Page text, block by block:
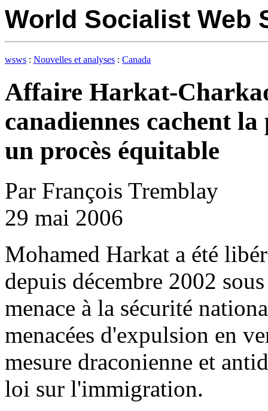
World Socialist Web
wsws : Nouvelles et analyses : Canada
Affaire Harkat-
canadiennes cachent
un procès équitable
Par François Tremblay
29 mai 2006
Mohamed Harkat a été
depuis décembre 2002
menace à la sécurité
menacées d'expulsion en
mesure draconienne et
loi sur l'immigration.